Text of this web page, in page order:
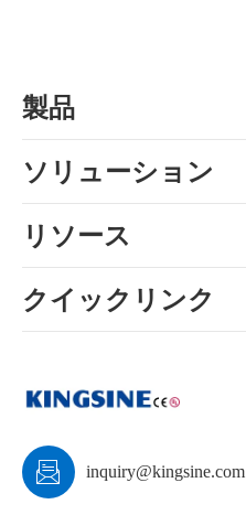
製品
ソリューション
リソース
クイックリンク
 inquiry@kingsine.com